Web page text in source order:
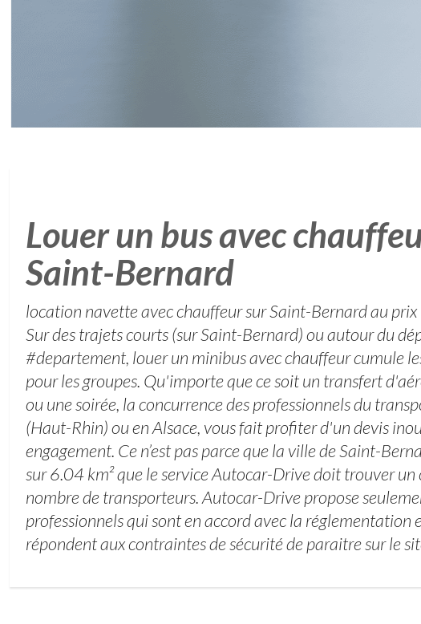
Louer un bus avec
Saint-Bernard
location navette avec chauffeur sur Saint-Bernard au prix
Sur des trajets courts (sur Saint-Bernard) ou autour du
#departement, louer un minibus avec chauffeur cumule
pour les groupes. Qu'importe que ce soit un transfert
ou une soirée, la concurrence des professionnels du
(Haut-Rhin) ou en Alsace, vous fait profiter d'un devis
engagement. Ce n’est pas parce que la ville de Saint-
sur 6.04 km² que le service Autocar-Drive doit trouver un
nombre de transporteurs. Autocar-Drive propose
professionnels qui sont en accord avec la réglementation
répondent aux contraintes de sécurité de paraitre sur le